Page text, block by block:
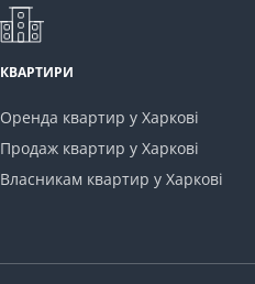
КВАРТИРИ
Оренда квартир у Харкові
Продаж квартир у Харкові
Власникам квартир у Харкові